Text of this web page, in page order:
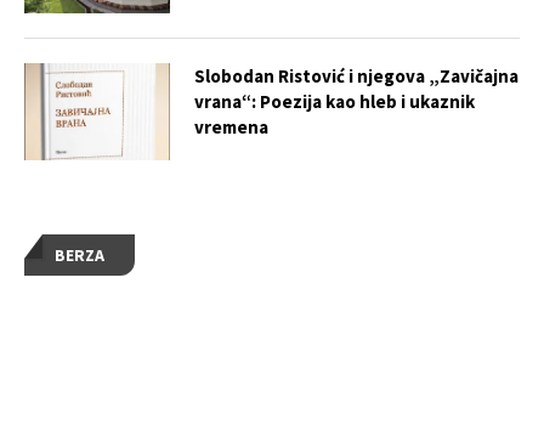
BERZA
Slobodan Ristović i njegova „Zavičajna
vrana“: Poezija kao hleb i ukaznik
vremena